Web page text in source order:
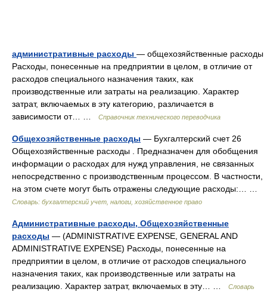
административные расходы — общехозяйственные расходы
Расходы, понесенные на предприятии в целом, в отличие от
расходов специального назначения таких, как
производственные или затраты на реализацию. Характер
затрат, включаемых в эту категорию, различается в
зависимости от… …
Справочник технического переводчика
Общехозяйственные расходы — Бухгалтерский счет 26
Общехозяйственные расходы . Предназначен для обобщения
информации о расходах для нужд управления, не связанных
непосредственно с производственным процессом. В частности,
на этом счете могут быть отражены следующие расходы:… …
Словарь: бухгалтерский учет, налоги, хозяйственное право
Административные расходы, Общехозяйственные
расходы — (ADMINISTRATIVE EXPENSE, GENERAL AND
ADMINISTRATIVE EXPENSE) Расходы, понесенные на
предприятии в целом, в отличие от расходов специального
назначения таких, как производственные или затраты на
реализацию. Характер затрат, включаемых в эту… …
Словарь